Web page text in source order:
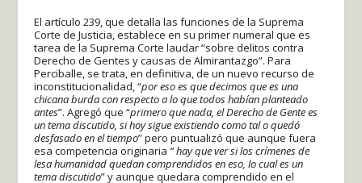
El artículo 239, que detalla las funciones de la Suprema
Corte de Justicia, establece en su primer numeral que es
tarea de la Suprema Corte laudar “sobre delitos contra
Derecho de Gentes y causas de Almirantazgo”. Para
Perciballe, se trata, en definitiva, de un nuevo recurso de
inconstitucionalidad, “por eso es que decimos que es una
chicana burda con respecto a lo que todos habían planteado
antes”. Agregó que “primero que nada, el Derecho de Gente es
un tema discutido, si hoy sigue existiendo como tal o quedó
desfasado en el tiempo” pero puntualizó que aunque fuera
esa competencia originaria “ hay que ver si los crímenes de
lesa humanidad quedan comprendidos en eso, lo cual es un
tema discutido” y aunque quedara comprendido en el